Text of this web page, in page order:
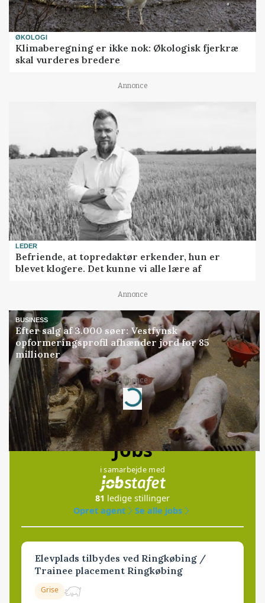
ØKOLOGI
Klimaberegning er ikke nok: Økologisk fjerkræ
skal vurderes bredere
Annonce
LEDER
Befriende, at topredaktør erkender, hun er
blevet klogere. Det kunne vi alle lære af
Annonce
BUSINESS
Efter salg af 3.000 søer: Vestfynsk
opformeringsprofil afhænder jord for 85
millioner
Annonce
Loading...
Jobs
i samarbejde med
81 ledige stillinger
Opret agent
Se alle jobs
Elevplads tilbydes ved Ringkøbing /
Trainee placement Ringkøbing
Grise